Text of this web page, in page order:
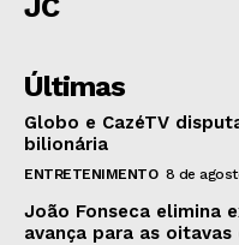
JC
Últimas
Globo e CazéTV
bilionária
ENTRETENIMENTO 8 de
João Fonseca elimina
avança para as